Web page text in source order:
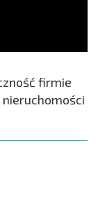
firmie